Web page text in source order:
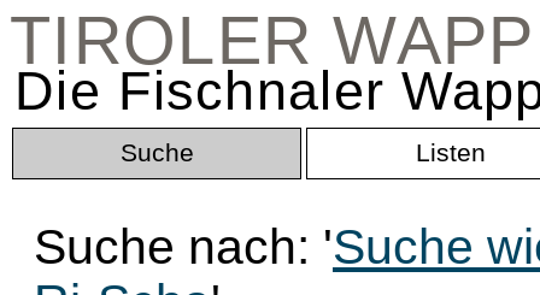
TIROLER
Die Fischnaler
Suche Listen
Suche nach: 'Suche